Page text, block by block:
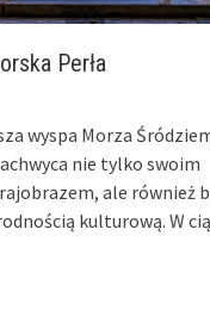
Perła
wyspa Morza
nie tylko swoim
ale również
kulturową. W